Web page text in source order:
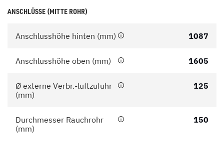
ANSCHLÜSSE (MITTE ROHR)
Anschlusshöhe hinten (mm) 1087
Anschlusshöhe oben (mm) 1605
Ø externe Verbr.-luftzufuhr
(mm)
125
Durchmesser Rauchrohr
(mm)
150